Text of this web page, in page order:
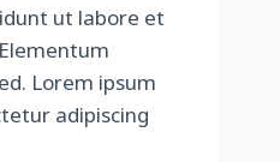
ut labore et
Lorem ipsum
adipiscing